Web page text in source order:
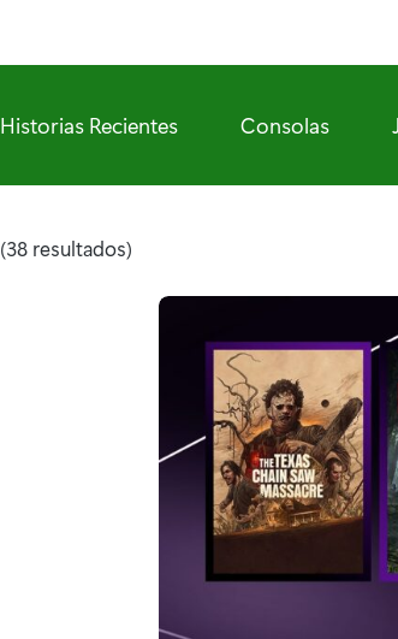
Historias Recientes Consolas
(38 resultados)